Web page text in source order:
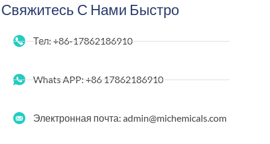
Свяжитесь С Нами Быстро
Тел: +86-17862186910
Whats APP: +86 17862186910
Электронная почта: admin@michemicals.com